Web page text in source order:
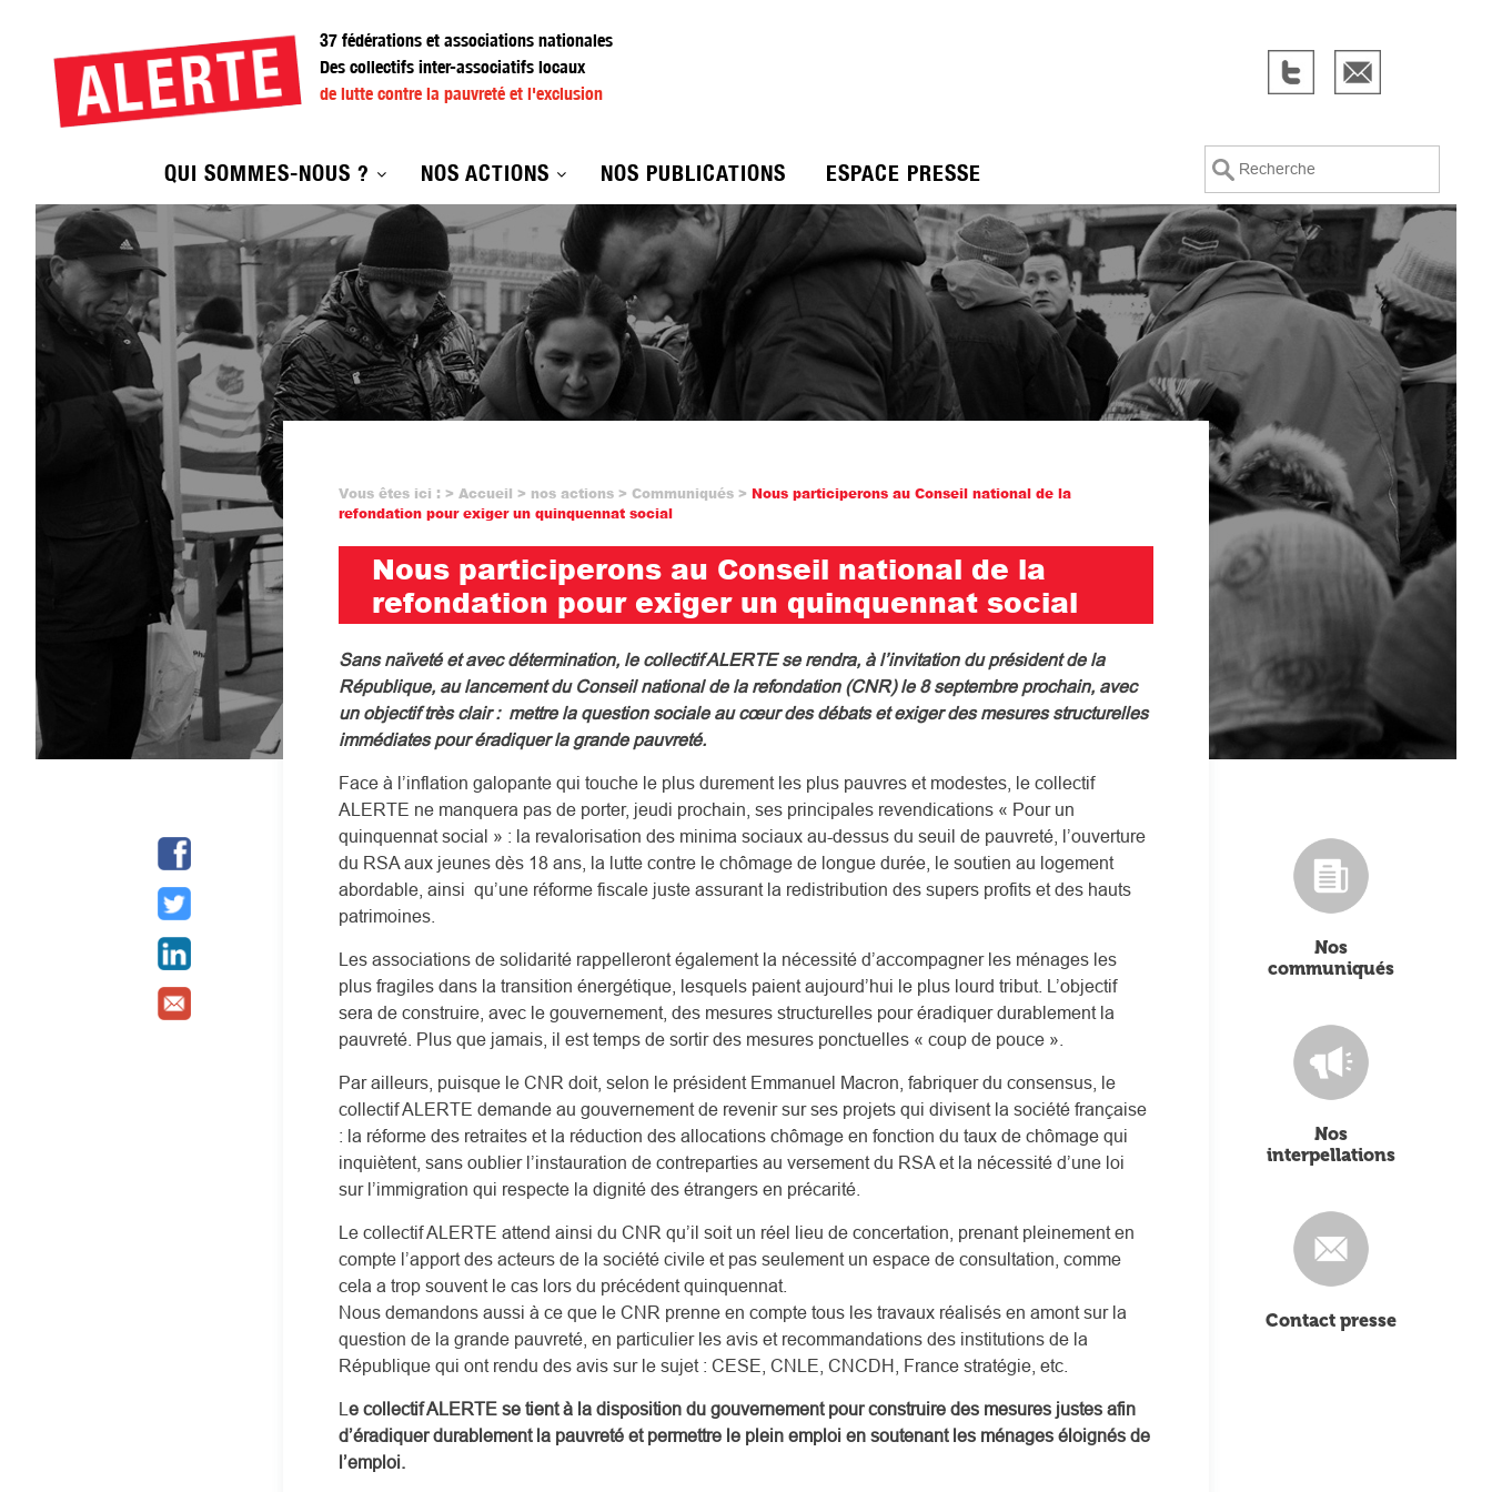
contenu
principal
37 fédérations et associations nationales
Des collectifs inter-associatifs locaux
de lutte contre la pauvreté et l'exclusion
QUI SOMMES-NOUS ? NOS ACTIONS NOS PUBLICATIONS ESPACE PRESSE
Recherche
Fil
d'Ariane
Vous êtes ici : Accueil nos actions Communiqués
Nous participerons au Conseil national de la
refondation pour exiger un quinquennat social
Nous participerons au Conseil national de la
refondation pour exiger un quinquennat social
Sans naïveté et avec détermination, le collectif ALERTE se rendra, à l’invitation du président de la
République, au lancement du Conseil national de la refondation (CNR) le 8 septembre prochain, avec
un objectif très clair : mettre la question sociale au cœur des débats et exiger des mesures structurelles
immédiates pour éradiquer la grande pauvreté.
Face à l’inflation galopante qui touche le plus durement les plus pauvres et modestes, le collectif
ALERTE ne manquera pas de porter, jeudi prochain, ses principales revendications « Pour un
quinquennat social » : la revalorisation des minima sociaux au-dessus du seuil de pauvreté, l’ouverture
du RSA aux jeunes dès 18 ans, la lutte contre le chômage de longue durée, le soutien au logement
abordable, ainsi qu’une réforme fiscale juste assurant la redistribution des supers profits et des hauts
patrimoines.
Les associations de solidarité rappelleront également la nécessité d’accompagner les ménages les
plus fragiles dans la transition énergétique, lesquels paient aujourd’hui le plus lourd tribut. L’objectif
sera de construire, avec le gouvernement, des mesures structurelles pour éradiquer durablement la
pauvreté. Plus que jamais, il est temps de sortir des mesures ponctuelles « coup de pouce ».
Par ailleurs, puisque le CNR doit, selon le président Emmanuel Macron, fabriquer du consensus, le
collectif ALERTE demande au gouvernement de revenir sur ses projets qui divisent la société française
: la réforme des retraites et la réduction des allocations chômage en fonction du taux de chômage qui
inquiètent, sans oublier l’instauration de contreparties au versement du RSA et la nécessité d’une loi
sur l’immigration qui respecte la dignité des étrangers en précarité.
Le collectif ALERTE attend ainsi du CNR qu’il soit un réel lieu de concertation, prenant pleinement en
compte l’apport des acteurs de la société civile et pas seulement un espace de consultation, comme
cela a trop souvent le cas lors du précédent quinquennat.
Nous demandons aussi à ce que le CNR prenne en compte tous les travaux réalisés en amont sur la
question de la grande pauvreté, en particulier les avis et recommandations des institutions de la
République qui ont rendu des avis sur le sujet : CESE, CNLE, CNCDH, France stratégie, etc.
Le collectif ALERTE se tient à la disposition du gouvernement pour construire des mesures justes afin
d’éradiquer durablement la pauvreté et permettre le plein emploi en soutenant les ménages éloignés de
l’emploi.
Nos
communiqués
Nos
interpellations
Contact presse